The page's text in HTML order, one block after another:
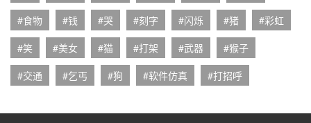
#食物
#钱 #哭 #刻字 #闪烁 #猪
#彩虹
#笑
#美女 #猫 #打架 #武器
#猴子
#交通
#乞丐 #狗 #软件仿真 #打招呼